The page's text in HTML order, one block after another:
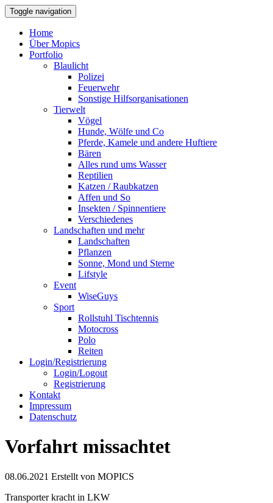
Toggle navigation
Home
Über Mopics
Portfolio
Blaulicht
Polizei
Feuerwehr
Sonstige Hilfsorganisationen
Tierwelt
Vögel
Hunde, Wölfe und Co
Pferde, Kamele und andere Huftiere
Bären
Alles rund ums Wasser
Reptilien
Katzen / Raubkatzen
Affen und So
Insekten / Spinnentiere
Verschiedenes
Landschaften und mehr
Landschaften
Pflanzen
Sonne, Mond und Sterne
Lifstyle
Event
WiseGuys
Sport
Rollstuhl Tischtennis
Motocross
Polo
Reiten
Login/Registrierung
Login/Logout
Registrierung
Kontakt
Impressum
Datenschutz
Vorfahrt missachtet
08.06.2021 Erstellt von MOPICS
Transporter kracht in LKW